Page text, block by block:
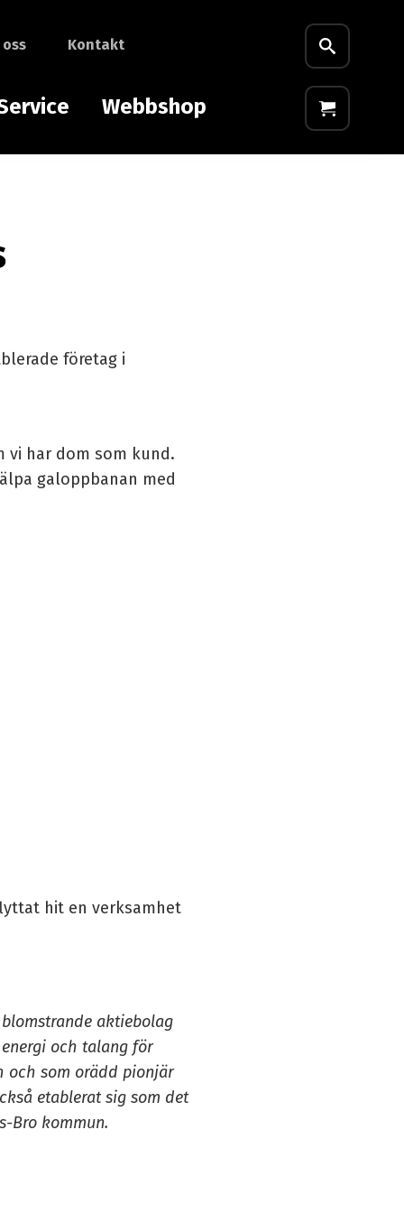
Kontakt
Webbshop
företag i
vi har dom som kund.
galoppbanan med
hit en verksamhet
aktiebolag
och talang för
och som orädd pionjär
etablerat sig som det
Bro kommun.